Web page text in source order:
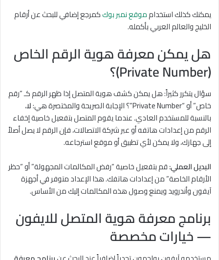
يمكنك كذلك استخدامموقع نمبر بوككمرجع إضافي للبحث عن أرقام
الخليج والعالم العربي بأكمله.
هل يمكن معرفة هوية الرقم الخاص
(Private Number)؟
سؤال يتكرر كثيراً: هل يمكن كشف هوية المتصل إذا ظهر الرقم كـ “رقم
خاص” أو “Private Number”؟ الإجابة الصريحة والمختصرة هي:
لا،
بالنسبة للمستخدم العادي. عندما يقوم المتصل بتفعيل خاصية إخفاء
الرقم من إعدادات هاتفه أو عبر شركة الاتصالات، فإن الرقم لا يصل أصلاً
إلى جهازك، ولا يمكن لأي تطبيق أو موقع استرجاعه.
البديل العملي:قم بتفعيل خاصية “رفض المكالمات المجهولة” أو “حظر
الأرقام الخاصة” من إعدادات هاتفك. هذا الإعداد متوفر في أجهزة
آيفون وأندرويد ويمنع وصول هذه المكالمات إليك من الأساس.
برنامج معرفة هوية المتصل للايفون
— خيارات مخصصة